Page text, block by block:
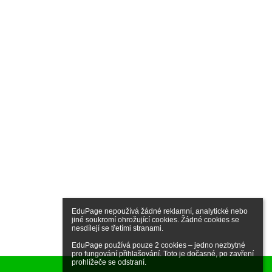
EduPage nepoužívá žádné reklamní, analytické nebo
jiné soukromí ohrožující cookies. Žádné cookies se
nesdílejí se třetími stranami.
EduPage používá pouze 2 cookies – jedno nezbytné
pro fungování přihlašování. Toto je dočasné, po zavření
prohlížeče se odstraní.